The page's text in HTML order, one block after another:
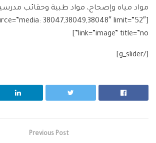
مواد مياه وإصحاح، مواد طبية وحقائب
38047,38049,38048″ limit=”52″
link=”image” title=”no”]
[/g_slider]
Previous Post